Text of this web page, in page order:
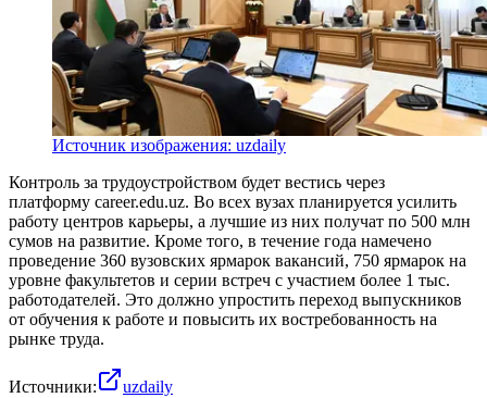
Источник изображения: uzdaily
Контроль за трудоустройством будет вестись через
платформу career.edu.uz. Во всех вузах планируется усилить
работу центров карьеры, а лучшие из них получат по 500 млн
сумов на развитие. Кроме того, в течение года намечено
проведение 360 вузовских ярмарок вакансий, 750 ярмарок на
уровне факультетов и серии встреч с участием более 1 тыс.
работодателей. Это должно упростить переход выпускников
от обучения к работе и повысить их востребованность на
рынке труда.
Источники:
uzdaily